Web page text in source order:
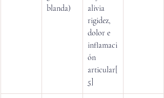
blanda)
alivia
rigidez,
dolor e
inflamaci
ón
articular
5]